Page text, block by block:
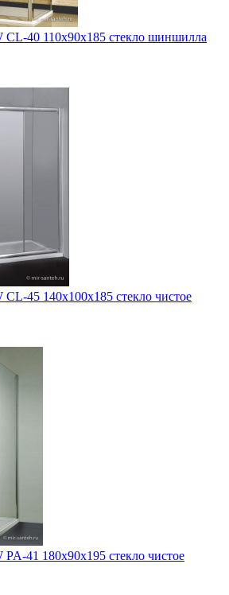
40 110х90х185 стекло шиншилла
45 140х100х185 стекло чистое
41 180х90х195 стекло чистое